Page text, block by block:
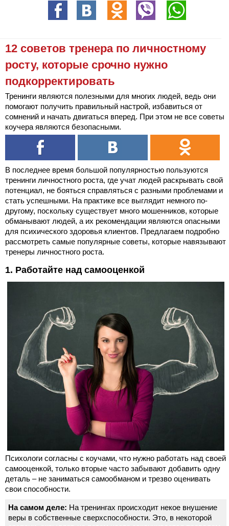
12 советов тренера по личностному
росту, которые срочно нужно
подкорректировать
Тренинги являются полезными для многих людей, ведь они
помогают получить правильный настрой, избавиться от
сомнений и начать двигаться вперед. При этом не все советы
коучера являются безопасными.
В последнее время большой популярностью пользуются
тренинги личностного роста, где учат людей раскрывать свой
потенциал, не бояться справляться с разными проблемами и
стать успешными. На практике все выглядит немного по-
другому, поскольку существует много мошенников, которые
обманывают людей, а их рекомендации являются опасными
для психического здоровья клиентов. Предлагаем подробно
рассмотреть самые популярные советы, которые навязывают
тренеры личностного роста.
1. Работайте над самооценкой
Психологи согласны с коучами, что нужно работать над своей
самооценкой, только вторые часто забывают добавить одну
деталь – не заниматься самообманом и трезво оценивать
свои способности.
На самом деле: На тренингах происходит некое внушение
веры в собственные сверхспособности. Это, в некоторой